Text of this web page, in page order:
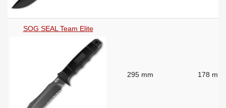
SOG SEAL Team Elite
295 mm 178 mm